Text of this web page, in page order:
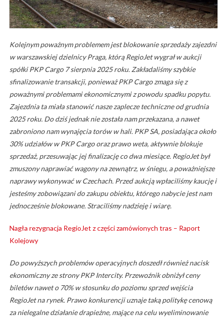
Kolejnym poważnym problemem jest blokowanie sprzedaży zajezdni
w warszawskiej dzielnicy Praga, którą RegioJet wygrał w aukcji
spółki PKP Cargo 7 sierpnia 2025 roku. Zakładaliśmy szybkie
sfinalizowanie transakcji, ponieważ PKP Cargo zmaga się z
poważnymi problemami ekonomicznymi z powodu spadku popytu.
Zajezdnia ta miała stanowić nasze zaplecze techniczne od grudnia
2025 roku. Do dziś jednak nie została nam przekazana, a nawet
zabroniono nam wynajęcia torów w hali. PKP SA, posiadająca około
30% udziałów w PKP Cargo oraz prawo weta, aktywnie blokuje
sprzedaż, przesuwając jej finalizację co dwa miesiące. RegioJet był
zmuszony naprawiać wagony na zewnątrz, w śniegu, a poważniejsze
naprawy wykonywać w Czechach. Przed aukcją wpłaciliśmy kaucję i
jesteśmy zobowiązani do zakupu obiektu, którego nabycie jest nam
jednocześnie blokowane. Straciliśmy nadzieję i wiarę.
Nagła rezygnacja RegioJet z części zamówionych tras – Raport
Kolejowy
Do powyższych problemów operacyjnych doszedł również nacisk
ekonomiczny ze strony PKP Intercity. Przewoźnik obniżył ceny
biletów nawet o 70% w stosunku do poziomu sprzed wejścia
RegioJet na rynek. Prawo konkurencji uznaje taką politykę cenową
za nielegalne działanie drapieżne, mające na celu wyeliminowanie